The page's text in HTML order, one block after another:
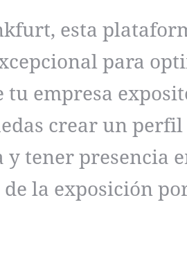
esta
para
empresa
crear un perfil
tener presencia
la exposición